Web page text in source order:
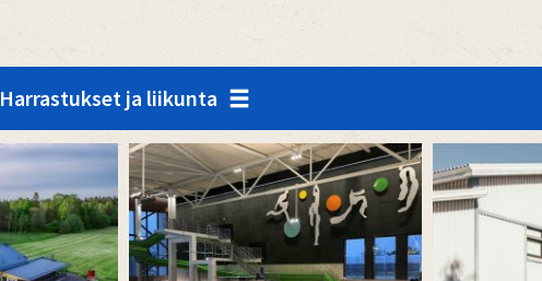
Harrastukset ja liikunta